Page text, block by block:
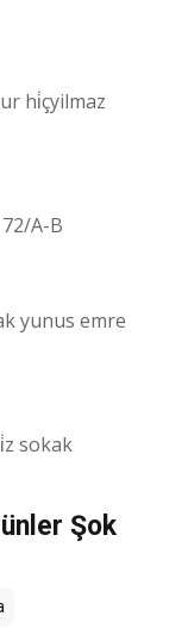
hi̇çyilmaz
A-B
yunus emre
sokak
Şok